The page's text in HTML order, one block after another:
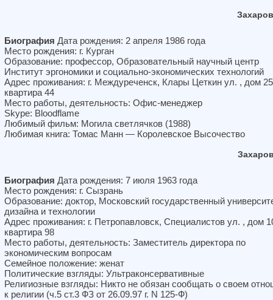
Биография Дата рождения: 2 апреля 1986 года
Место рождения: г. Курган
Образование: профессор, Образовательный научный центр
Институт эргономики и социально-экономических технологий
Адрес проживания: г. Междуреченск, Клары Цеткин ул. , дом
квартира 44
Место работы, деятельность: Офис-менеджер
Skype: Bloodflame
Любимый фильм: Могила светлячков (1988)
Любимая книга: Томас Манн — Королевское Высочество
Биография Дата рождения: 7 июля 1963 года
Место рождения: г. Сызрань
Образование: доктор, Московский государственный
дизайна и технологии
Адрес проживания: г. Петропавловск, Специалистов ул. , дом
квартира 98
Место работы, деятельность: Заместитель директора по
экономическим вопросам
Семейное положение: женат
Политические взгляды: Ультраконсервативные
Религиозные взгляды: Никто не обязан сообщать о своем
к религии (ч.5 ст.3 ФЗ от 26.09.97 г. N 125-Ф)